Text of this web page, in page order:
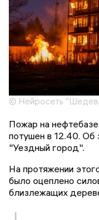
© Нейросеть
Пожар на
потушен в 12.40.
"Уездный город".
На протяжении
было оцеплено
близлежащих